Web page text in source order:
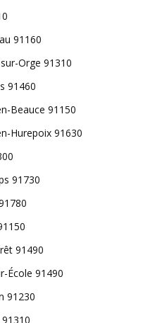
91160
Orge 91310
91460
Beauce 91150
Hurepoix 91630
91730
91490
École 91490
91230